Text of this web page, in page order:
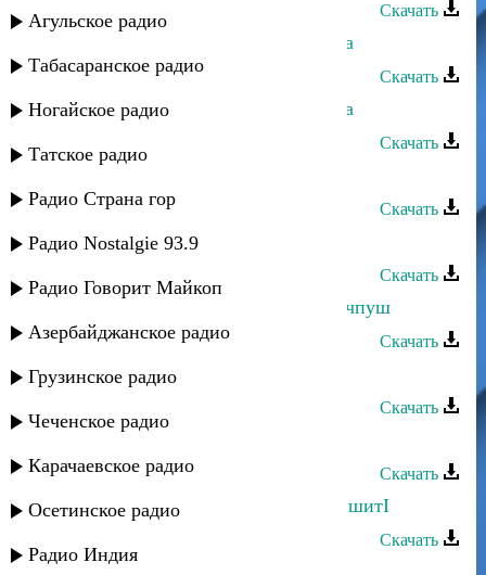
Агульское радио
Табасаранское радио
Ногайское радио
Татское радио
Радио Страна гор
Радио Nostalgie 93.9
Радио Говорит Майкоп
Азербайджанское радио
Грузинское радио
Чеченское радио
Карачаевское радио
Осетинское радио
Радио Индия
Скачать
Султан Лагучев - Йсырба хlбзибара
Скачать
Султан Лагучев - Абыгъь гIважьква
Скачать
Скачать
Султан Лагучев - Огнеопасная
Скачать
Султан Лагучев - ЙачIвыйа са йысчпуш
Скачать
Султан Лагучев - Убегай
Скачать
Скачать
Султан Лагучев - Са заджвы слызпшитI
Скачать